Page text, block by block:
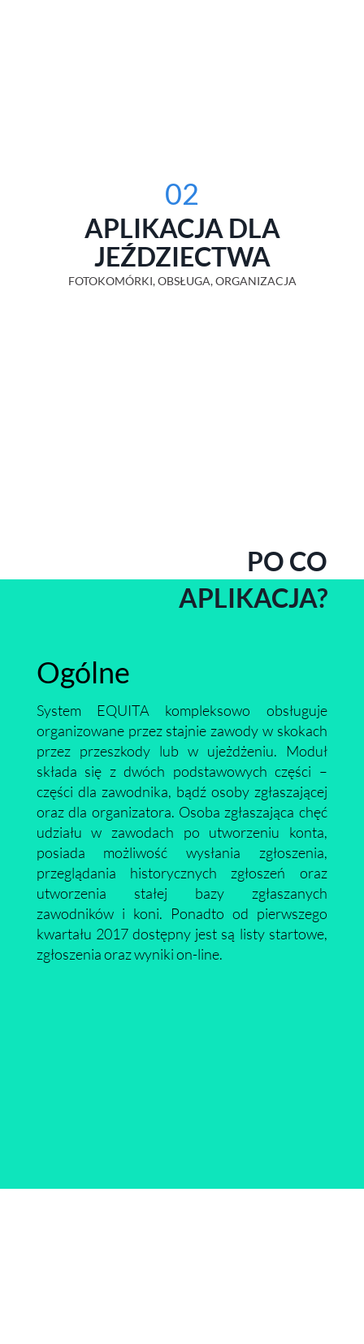
02
APLIKACJA DLA
JEŹDZIECTWA
FOTOKOMÓRKI, OBSŁUGA, ORGANIZACJA
PO CO
APLIKACJA?
Ogólne
System EQUITA kompleksowo obsługuje
organizowane przez stajnie zawody w skokach
przez przeszkody lub w ujeżdżeniu. Moduł
składa się z dwóch podstawowych części –
części dla zawodnika, bądź osoby zgłaszającej
oraz dla organizatora. Osoba zgłaszająca chęć
udziału w zawodach po utworzeniu konta,
posiada możliwość wysłania zgłoszenia,
przeglądania historycznych zgłoszeń oraz
utworzenia stałej bazy zgłaszanych
zawodników i koni. Ponadto od pierwszego
kwartału 2017 dostępny jest są listy startowe,
zgłoszenia oraz wyniki on-line.